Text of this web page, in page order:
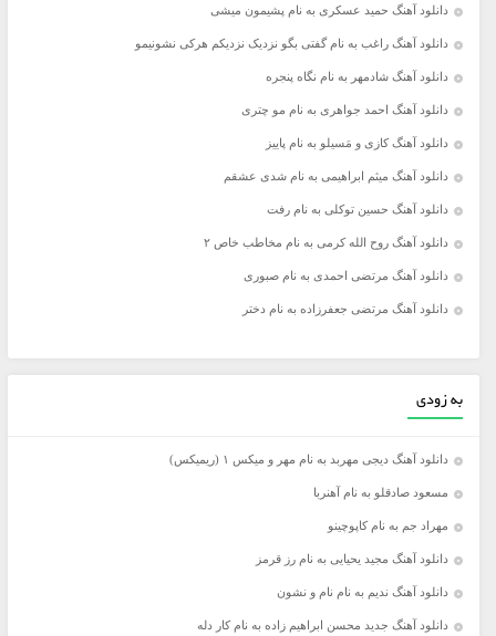
دانلود آهنگ حمید عسکری به نام پشیمون میشی
دانلود آهنگ راغب به نام گفتی بگو نزدیک نزدیکم هرکی نشونیمو
دانلود آهنگ شادمهر به نام نگاه پنجره
دانلود آهنگ احمد جواهری به نام مو چتری
دانلود آهنگ کازی و مَسیلو به نام پاییز
دانلود آهنگ میثم ابراهیمی به نام شدی عشقم
دانلود آهنگ حسین توکلی به نام رفت
دانلود آهنگ روح الله کرمی به نام مخاطب خاص ۲
دانلود آهنگ مرتضی احمدی به نام صبوری
دانلود آهنگ مرتضی جعفرزاده به نام دختر
به زودی
دانلود آهنگ دیجی مهربد به نام مهر و میکس ۱ (ریمیکس)
مسعود صادقلو به نام آهنربا
مهراد جم به نام کاپوچینو
دانلود آهنگ مجید یحیایی به نام رز قرمز
دانلود آهنگ ندیم به نام نام و نشون
دانلود آهنگ جدید محسن ابراهیم زاده به نام کار دله